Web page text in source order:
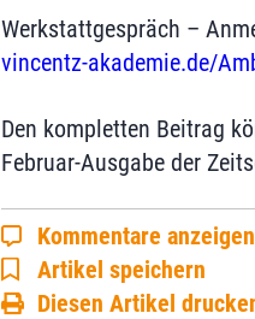
Werkstattgespräch –
vincentz-akademie.de/
Den kompletten Beitrag
Februar-Ausgabe der
Kommentare anzeigen
Artikel speichern
Diesen Artikel